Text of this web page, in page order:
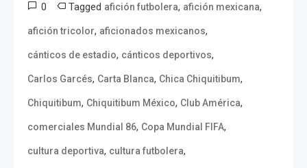
0 Tagged afición futbolera, afición mexicana,
afición tricolor, aficionados mexicanos,
cánticos de estadio, cánticos deportivos,
Carlos Garcés, Carta Blanca, Chica Chiquitibum,
Chiquitibum, Chiquitibum México, Club América,
comerciales Mundial 86, Copa Mundial FIFA,
cultura deportiva, cultura futbolera,